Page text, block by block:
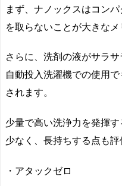
まず、ナノックスはコン
を取らないことが大きなメ
さらに、洗剤の液がサラ
自動投入洗濯機での使用
されます。
少量で高い洗浄力を発揮
少なく、長持ちする点も評
・アタックゼロ